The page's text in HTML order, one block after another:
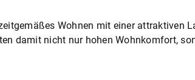
Wohnen mit einer attraktiven
damit nicht nur hohen Wohnkomfort,